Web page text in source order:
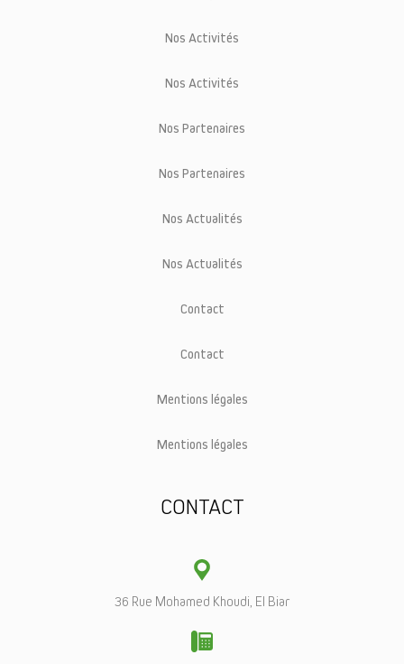
Nos Activités
Nos Activités
Nos Partenaires
Nos Partenaires
Nos Actualités
Nos Actualités
Contact
Contact
Mentions légales
Mentions légales
CONTACT
36 Rue Mohamed Khoudi, El Biar